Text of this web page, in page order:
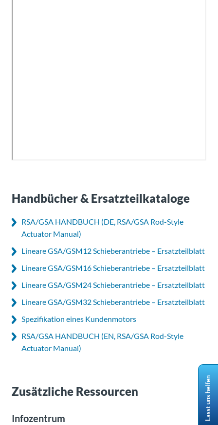
Handbücher & Ersatzteilkataloge
RSA/GSA HANDBUCH (DE, RSA/GSA Rod-Style
Actuator Manual)
Lineare GSA/GSM12 Schieberantriebe – Ersatzteilblatt
Lineare GSA/GSM16 Schieberantriebe – Ersatzteilblatt
Lineare GSA/GSM24 Schieberantriebe – Ersatzteilblatt
Lineare GSA/GSM32 Schieberantriebe – Ersatzteilblatt
Spezifikation eines Kundenmotors
RSA/GSA HANDBUCH (EN, RSA/GSA Rod-Style
Actuator Manual)
Zusätzliche Ressourcen
Infozentrum Lasst uns helfen